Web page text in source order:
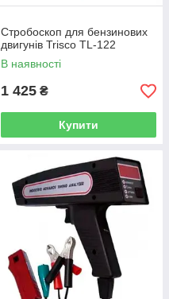
Стробоскоп для бензинових
двигунів Trisco TL-122
В наявності
1 425 ₴
Купити